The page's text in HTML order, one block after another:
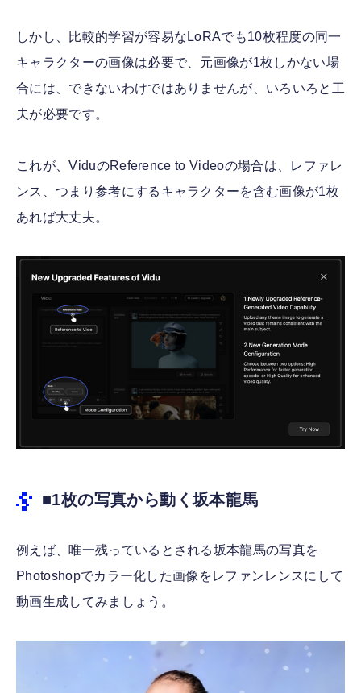
しかし、比較的学習が容易なLoRAでも10枚程度の同一
キャラクターの画像は必要で、元画像が1枚しかない場
合には、できないわけではありませんが、いろいろと工
夫が必要です。
これが、ViduのReference to Videoの場合は、レファレ
ンス、つまり参考にするキャラクターを含む画像が1枚
あれば大丈夫。
■1枚の写真から動く坂本龍馬
例えば、唯一残っているとされる坂本龍馬の写真を
Photoshopでカラー化した画像をレファンレンスにして
動画生成してみましょう。